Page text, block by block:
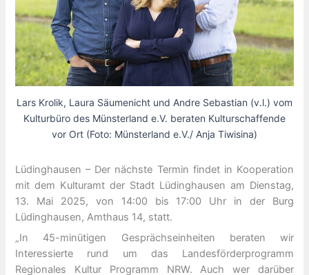
Lars Krolik, Laura Säumenicht und Andre Sebastian (v.l.) vom
Kulturbüro des Münsterland e.V. beraten Kulturschaffende
vor Ort (Foto: Münsterland e.V./ Anja Tiwisina)
Lüdinghausen – Der nächste Termin findet in Kooperation
mit dem Kulturamt der Stadt Lüdinghausen am Dienstag,
13. Mai 2025, von 14:00 bis 17:00 Uhr in der Burg
Lüdinghausen, Amthaus 14, statt.
„In 45-minütigen Gesprächseinheiten beraten wir
Interessierte rund um das Landesförderprogramm
Regionales Kultur Programm NRW. Auch wer darüber